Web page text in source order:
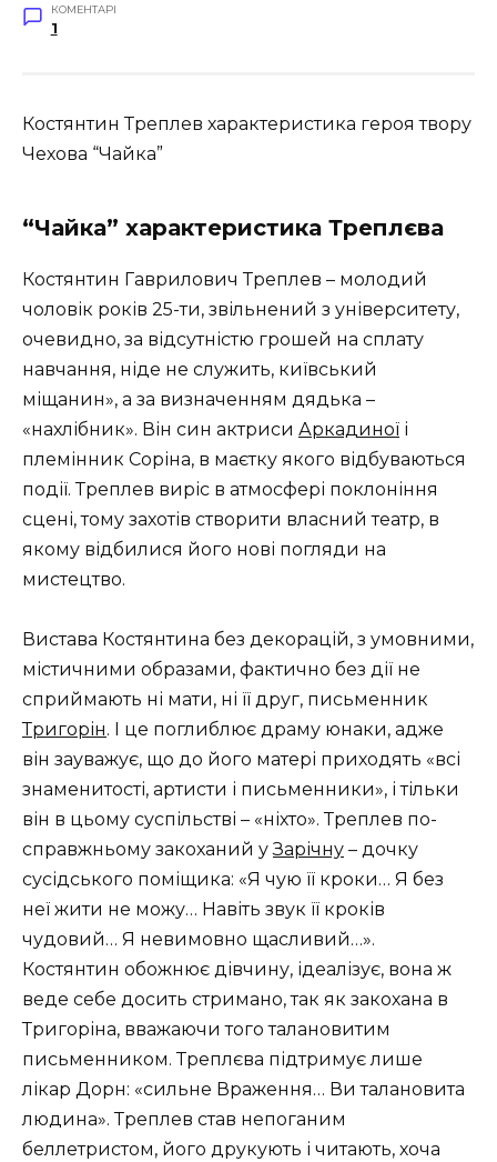
КОМЕНТАРІ
1
Костянтин Треплев характеристика героя твору
Чехова “Чайка”
“Чайка” характеристика Треплєва
Костянтин Гаврилович Треплев – молодий
чоловік років 25-ти, звільнений з університету,
очевидно, за відсутністю грошей на сплату
навчання, ніде не служить, київський
міщанин», а за визначенням дядька –
«нахлібник». Він син актриси Аркадиної і
племінник Соріна, в маєтку якого відбуваються
події. Треплев виріс в атмосфері поклоніння
сцені, тому захотів створити власний театр, в
якому відбилися його нові погляди на
мистецтво.
Вистава Костянтина без декорацій, з умовними,
містичними образами, фактично без дії не
сприймають ні мати, ні її друг, письменник
Тригорін. І це поглиблює драму юнаки, адже
він зауважує, що до його матері приходять «всі
знаменитості, артисти і письменники», і тільки
він в цьому суспільстві – «ніхто». Треплев по-
справжньому закоханий уЗарічну – дочку
сусідського поміщика: «Я чую її кроки… Я без
неї жити не можу… Навіть звук її кроків
чудовий… Я невимовно щасливий…».
Костянтин обожнює дівчину, ідеалізує, вона ж
веде себе досить стримано, так як закохана в
Тригоріна, вважаючи того талановитим
письменником. Треплєва підтримує лише
лікар Дорн: «сильне Враження… Ви талановита
людина». Треплев став непоганим
беллетристом, його друкують і читають, хоча